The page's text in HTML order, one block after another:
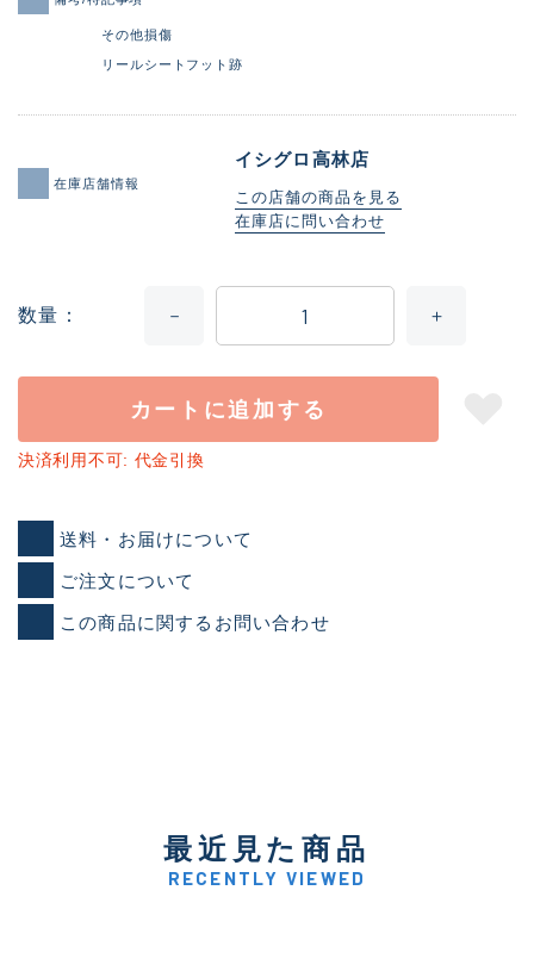
その他損傷
リールシートフット跡
在庫店舗情報
イシグロ高林店
この店舗の商品を見る
在庫店に問い合わせ
数量
カートに追加する
決済利用不可: 代金引換
送料・お届けについて
ご注文について
この商品に関するお問い合わせ
最近見た商品
RECENTLY VIEWED